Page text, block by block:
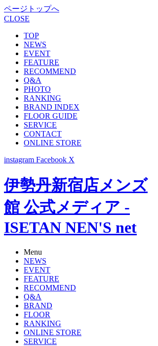
ページトップへ
CLOSE
TOP
NEWS
EVENT
FEATURE
RECOMMEND
Q&A
PHOTO
RANKING
BRAND INDEX
FLOOR GUIDE
SERVICE
CONTACT
ONLINE STORE
instagram Facebook X
伊勢丹新宿店メンズ
館 公式メディア -
ISETAN NEN'S net
Menu
NEWS
EVENT
FEATURE
RECOMMEND
Q&A
BRAND
FLOOR
RANKING
ONLINE STORE
SERVICE